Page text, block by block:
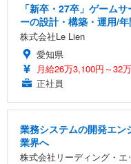
「新卒・27卒」ゲーム
ーの設計・構築・運用/
株式会社Le Lien
愛知県
月給26万3,100円～32
正社員
業務システムの開発エ
業界へ
株式会社リーディング・エ